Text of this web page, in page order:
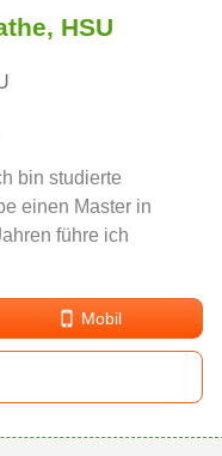
HSU
bin studierte
einen Master in
führe ich
Mobil